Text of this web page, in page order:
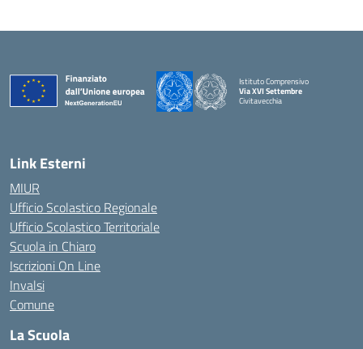
Istituto Comprensivo
Via XVI Settembre
Civitavecchia
Link Esterni
MIUR
Ufficio Scolastico Regionale
Ufficio Scolastico Territoriale
Scuola in Chiaro
Iscrizioni On Line
Invalsi
Comune
La Scuola